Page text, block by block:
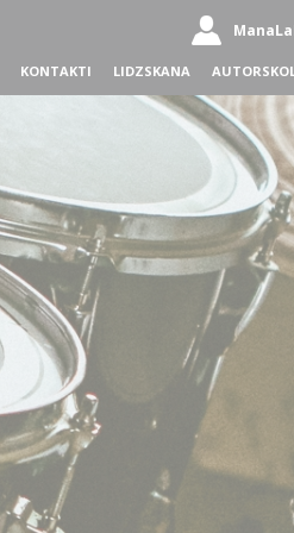
KONTAKTI LIDZSKANA